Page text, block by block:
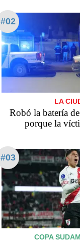
#02
LA
Robó la batería
porque la
#03
COPA